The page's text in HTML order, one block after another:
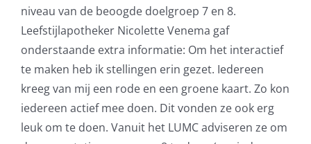
niveau van de beoogde doelgroep 7 en 8.
Leefstijlapotheker Nicolette Venema gaf
onderstaande extra informatie: Om het interactief
te maken heb ik stellingen erin gezet. Iedereen
kreeg van mij een rode en een groene kaart. Zo kon
iedereen actief mee doen. Dit vonden ze ook erg
leuk om te doen. Vanuit het LUMC adviseren ze om